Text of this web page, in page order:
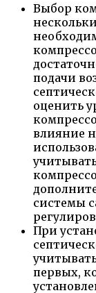
Выбор
подачи
оценить
влияние
системы
При
первых,